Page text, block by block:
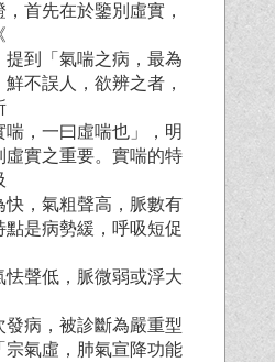
首先在於鑒別虛實，
到「氣喘之病，最為
不誤人，欲辨之者，
，一曰虛喘也」，明
虛實之重要。實喘的特
快，氣粗聲高，脈數有
點是病勢緩，呼吸短促
聲低，脈微弱或浮大
病，被診斷為嚴重型
宗氣虛，肺氣宣降功能